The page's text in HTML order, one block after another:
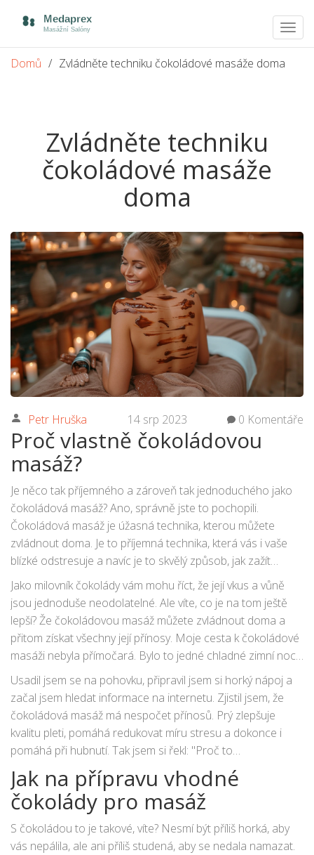
Domů
Zvládněte techniku čokoládové masáže doma
Zvládněte techniku
čokoládové masáže
doma
Petr Hruška 14 srp 2023 0 Komentáře
Proč vlastně čokoládovou
masáž?
Je něco tak příjemného a zároveň tak jednoduchého jako
čokoládová masáž? Ano, správně jste to pochopili.
Čokoládová masáž je úžasná technika, kterou můžete
zvládnout doma. Je to příjemná technika, která vás i vaše
blízké odstresuje a navíc je to skvělý způsob, jak zažít
čokoládu na zcela nové úrovni.
Jako milovník čokolády vám mohu říct, že její vkus a vůně
jsou jednoduše neodolatelné. Ale víte, co je na tom ještě
lepší? Že čokoládovou masáž můžete zvládnout doma a
přitom získat všechny její přínosy. Moje cesta k čokoládové
masáži nebyla přímočará. Bylo to jedné chladné zimní noci,
kdy jsem se rozhodl vyzkoušet něco nového. A to "něco"
byla právě čokoládová masáž.
Usadil jsem se na pohovku, připravil jsem si horký nápoj a
začal jsem hledat informace na internetu. Zjistil jsem, že
čokoládová masáž má nespočet přínosů. Prý zlepšuje
kvalitu pleti, pomáhá redukovat míru stresu a dokonce i
pomáhá při hubnutí. Tak jsem si řekl: "Proč to
nevyzkoušet?"
Jak na přípravu vhodné
čokolády pro masáž
S čokoládou to je takové, víte? Nesmí být příliš horká, aby
vás nepálila, ale ani příliš studená, aby se nedala namazat.